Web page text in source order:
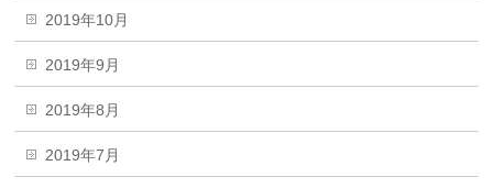
2019年10月
2019年9月
2019年8月
2019年7月